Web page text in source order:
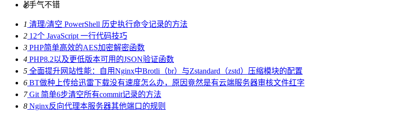
手气不错
1 清理/清空 PowerShell 历史执行命令记录的方法
2 12个 JavaScript 一行代码技巧
3 PHP简单高效的AES加密解密函数
4 PHP8.2以及更低版本可用的JSON验证函数
5 全面提升网站性能：自用Nginx中Brotli（br）与Zstandard（zstd）压缩模块的配置
6 BT做种上传给迅雷下载没有速度怎么办，原因竟然是有云端服务器审核文件红字
7Git 简单6步清空所有commit记录的方法
8 Nginx反向代理本服务器其他端口的规则